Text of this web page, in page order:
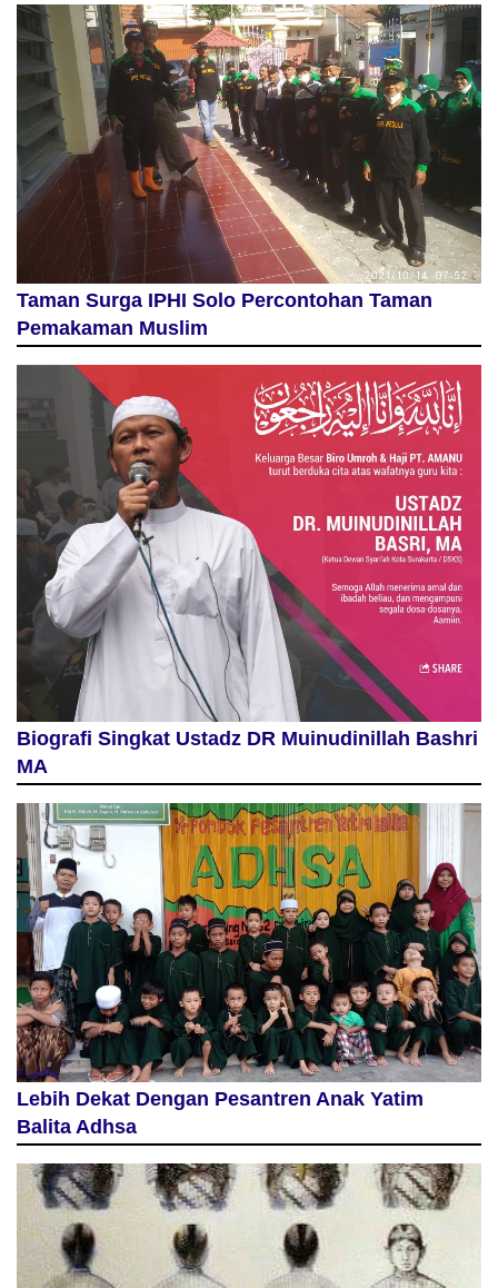
Taman Surga IPHI Solo Percontohan Taman
Pemakaman Muslim
Biografi Singkat Ustadz DR Muinudinillah Bashri
MA
Lebih Dekat Dengan Pesantren Anak Yatim
Balita Adhsa